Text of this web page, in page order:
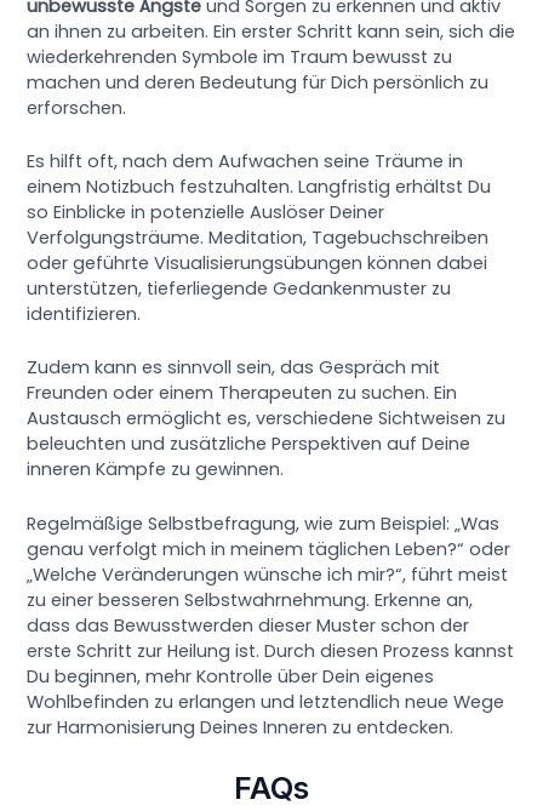
unbewusste Ängste und Sorgen zu erkennen und aktiv
an ihnen zu arbeiten. Ein erster Schritt kann sein, sich die
wiederkehrenden Symbole im Traum bewusst zu
machen und deren Bedeutung für Dich persönlich zu
erforschen.
Es hilft oft, nach dem Aufwachen seine Träume in
einem Notizbuch festzuhalten. Langfristig erhältst Du
so Einblicke in potenzielle Auslöser Deiner
Verfolgungsträume. Meditation, Tagebuchschreiben
oder geführte Visualisierungsübungen können dabei
unterstützen, tieferliegende Gedankenmuster zu
identifizieren.
Zudem kann es sinnvoll sein, das Gespräch mit
Freunden oder einem Therapeuten zu suchen. Ein
Austausch ermöglicht es, verschiedene Sichtweisen zu
beleuchten und zusätzliche Perspektiven auf Deine
inneren Kämpfe zu gewinnen.
Regelmäßige Selbstbefragung, wie zum Beispiel: „Was
genau verfolgt mich in meinem täglichen Leben?“ oder
„Welche Veränderungen wünsche ich mir?“, führt meist
zu einer besseren Selbstwahrnehmung. Erkenne an,
dass das Bewusstwerden dieser Muster schon der
erste Schritt zur Heilung ist. Durch diesen Prozess kannst
Du beginnen, mehr Kontrolle über Dein eigenes
Wohlbefinden zu erlangen und letztendlich neue Wege
zur Harmonisierung Deines Inneren zu entdecken.
FAQs